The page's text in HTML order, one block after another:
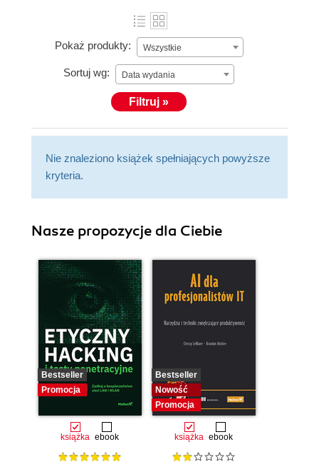
Pokaż produkty: Wszystkie
Sortuj wg: Data wydania
Filtruj »
Nie znaleziono książek spełniających powyższe
kryteria.
Nasze propozycje dla Ciebie
Bestseller
Promocja
książka ebook
Bestseller
Nowość
Promocja
książka ebook